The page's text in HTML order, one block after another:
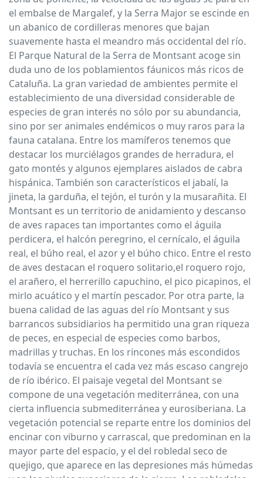
el embalse de Margalef, y la Serra Major se escinde en
un abanico de cordilleras menores que bajan
suavemente hasta el meandro más occidental del río.
El Parque Natural de la Serra de Montsant acoge sin
duda uno de los poblamientos fáunicos más ricos de
Cataluña. La gran variedad de ambientes permite el
establecimiento de una diversidad considerable de
especies de gran interés no sólo por su abundancia,
sino por ser animales endémicos o muy raros para la
fauna catalana. Entre los mamíferos tenemos que
destacar los murciélagos grandes de herradura, el
gato montés y algunos ejemplares aislados de cabra
hispánica. También son característicos el jabalí, la
jineta, la garduña, el tejón, el turón y la musarañita. El
Montsant es un territorio de anidamiento y descanso
de aves rapaces tan importantes como el águila
perdicera, el halcón peregrino, el cernícalo, el águila
real, el búho real, el azor y el búho chico. Entre el resto
de aves destacan el roquero solitario,el roquero rojo,
el arañero, el herrerillo capuchino, el pico picapinos, el
mirlo acuático y el martín pescador. Por otra parte, la
buena calidad de las aguas del río Montsant y sus
barrancos subsidiarios ha permitido una gran riqueza
de peces, en especial de especies como barbos,
madrillas y truchas. En los rincones más escondidos
todavía se encuentra el cada vez más escaso cangrejo
de río ibérico. El paisaje vegetal del Montsant se
compone de una vegetación mediterránea, con una
cierta influencia submediterránea y eurosiberiana. La
vegetación potencial se reparte entre los dominios del
encinar con viburno y carrascal, que predominan en la
mayor parte del espacio, y el del robledal seco de
quejigo, que aparece en las depresiones más húmedas